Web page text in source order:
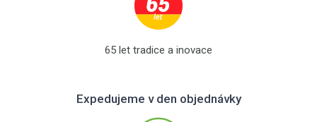
65 let tradice a inovace
Expedujeme v den objednávky